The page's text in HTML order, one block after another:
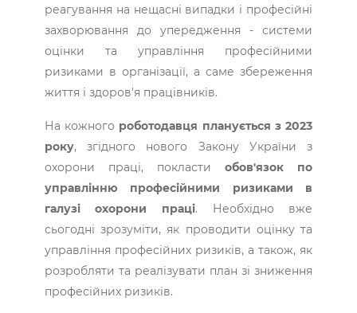
реагування на нещасні випадки і професійні
захворювання до упередження - системи
оцінки та управління професійними
ризиками в організації, а саме збереження
життя і здоров'я працівників.
На кожного роботодавця планується з 2023
року, згідного нового Закону України з
охорони праці, покластиобов'язок по
управлінню професійними ризиками в
галузі охорони праці. Необхідно вже
сьогодні зрозуміти, як проводити оцінку та
управління професійних ризиків, а також, як
розробляти та реалізувати план зі зниження
професійних ризиків.